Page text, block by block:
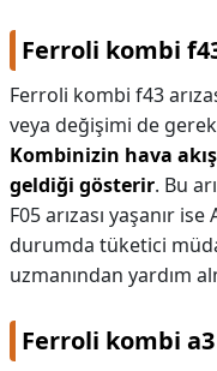
Ferroli kombi
Ferroli kombi f43
veya değişimi de
Kombinizin hava
geldiği gösterir. Bu
F05 arızası yaşanır
durumda tüketici
uzmanından yardım
Ferroli kombi a3